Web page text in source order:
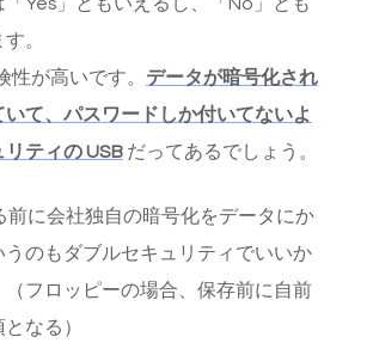
。
性が高いです。 データが暗号化され
て、パスワードしか付いてないよ
ティの USB だってあるでしょう。
前に会社独自の暗号化をデータにか
うのもダブルセキュリティでいいか
（フロッピーの場合、保存前に自前
なる）